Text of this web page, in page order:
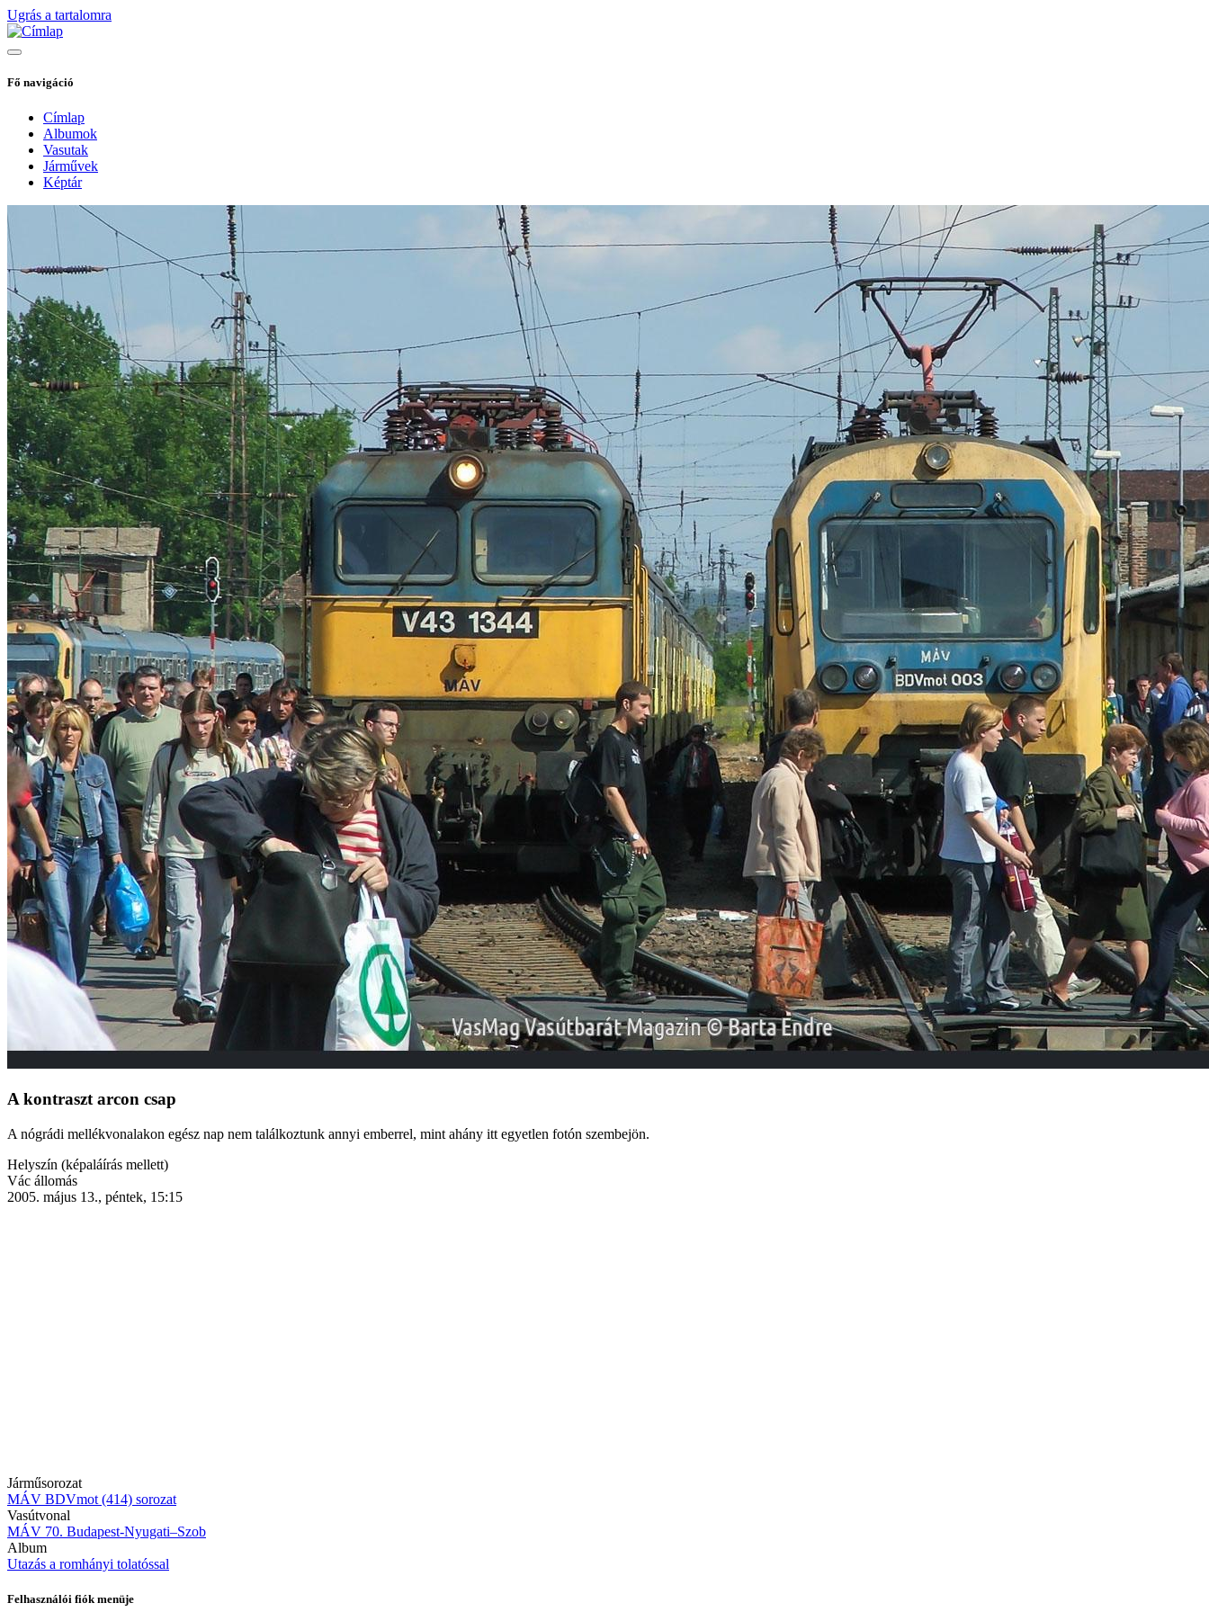
Ugrás a tartalomra
Fő navigáció
Címlap
Albumok
Vasutak
Járművek
Képtár
A kontraszt arcon csap
A nógrádi mellékvonalakon egész nap nem találkoztunk annyi emberrel, mint ahány itt egyetlen fotón szembejön.
Helyszín (képaláírás mellett)
Vác állomás
2005. május 13., péntek, 15:15
Járműsorozat
MÁV BDVmot (414) sorozat
Vasútvonal
MÁV 70. Budapest-Nyugati–Szob
Album
Utazás a romhányi tolatóssal
Felhasználói fiók menüje